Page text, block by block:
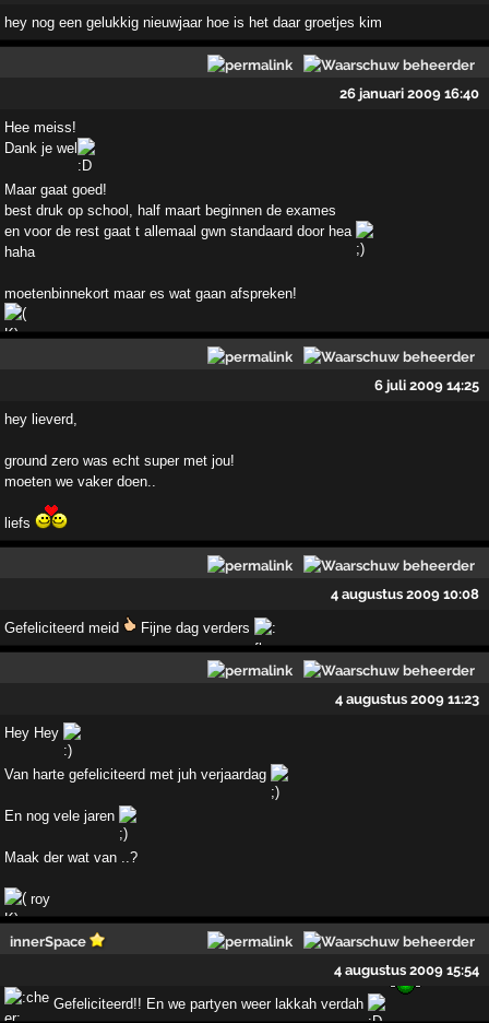
hey nog een gelukkig nieuwjaar hoe is het daar groetjes kim
26 januari 2009 16:40
Hee meiss!
Dank je wel
Maar gaat goed!
best druk op school, half maart beginnen de exames
en voor de rest gaat t allemaal gwn standaard door hea
haha
moetenbinnekort maar es wat gaan afspreken!
6 juli 2009 14:25
hey lieverd,
ground zero was echt super met jou!
moeten we vaker doen..
liefs
4 augustus 2009 10:08
Gefeliciteerd meid Fijne dag verders
4 augustus 2009 11:23
Hey Hey
Van harte gefeliciteerd met juh verjaardag
En nog vele jaren
Maak der wat van ..?
roy
innerSpace
4 augustus 2009 15:54
Gefeliciteerd!! En we partyen weer lakkah verdah